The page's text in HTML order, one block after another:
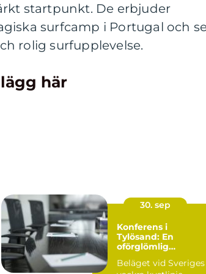
startpunkt. De erbjuder
surfcamp i Portugal och
rolig surfupplevelse.
här
30. sep
Konferens i
Tylösand: En
oförglömlig
Halmstads
Beläget vid Sveriges